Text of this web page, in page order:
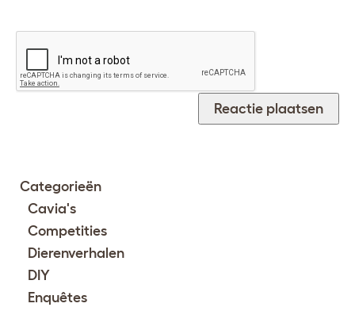
Categorieën
Cavia's
Competities
Dierenverhalen
DIY
Enquêtes